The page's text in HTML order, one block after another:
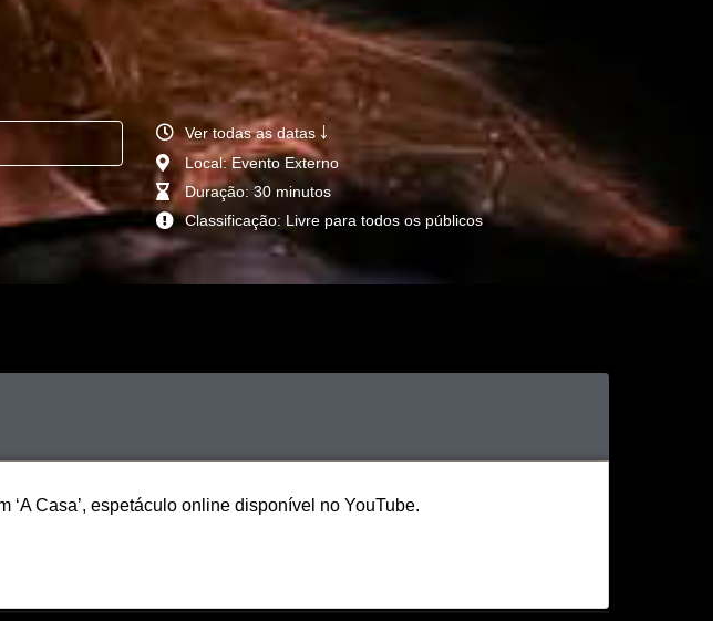
Ver todas as datas ￬
Local: Evento Externo
Duração: 30 minutos
Classificação: Livre para todos os públicos
Casa’, espetáculo online disponível no YouTube.